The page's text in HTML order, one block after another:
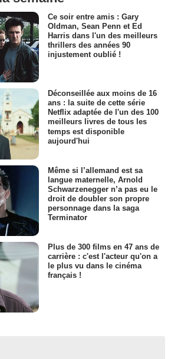
Ce soir entre amis : Gary
Oldman, Sean Penn et Ed
Harris dans l'un des meilleurs
thrillers des années 90
injustement oublié !
Déconseillée aux moins de 16
ans : la suite de cette série
Netflix adaptée de l'un des 100
meilleurs livres de tous les
temps est disponible
aujourd'hui
Même si l’allemand est sa
langue maternelle, Arnold
Schwarzenegger n’a pas eu le
droit de doubler son propre
personnage dans la saga
Terminator
Plus de 300 films en 47 ans de
carrière : c'est l'acteur qu'on a
le plus vu dans le cinéma
français !